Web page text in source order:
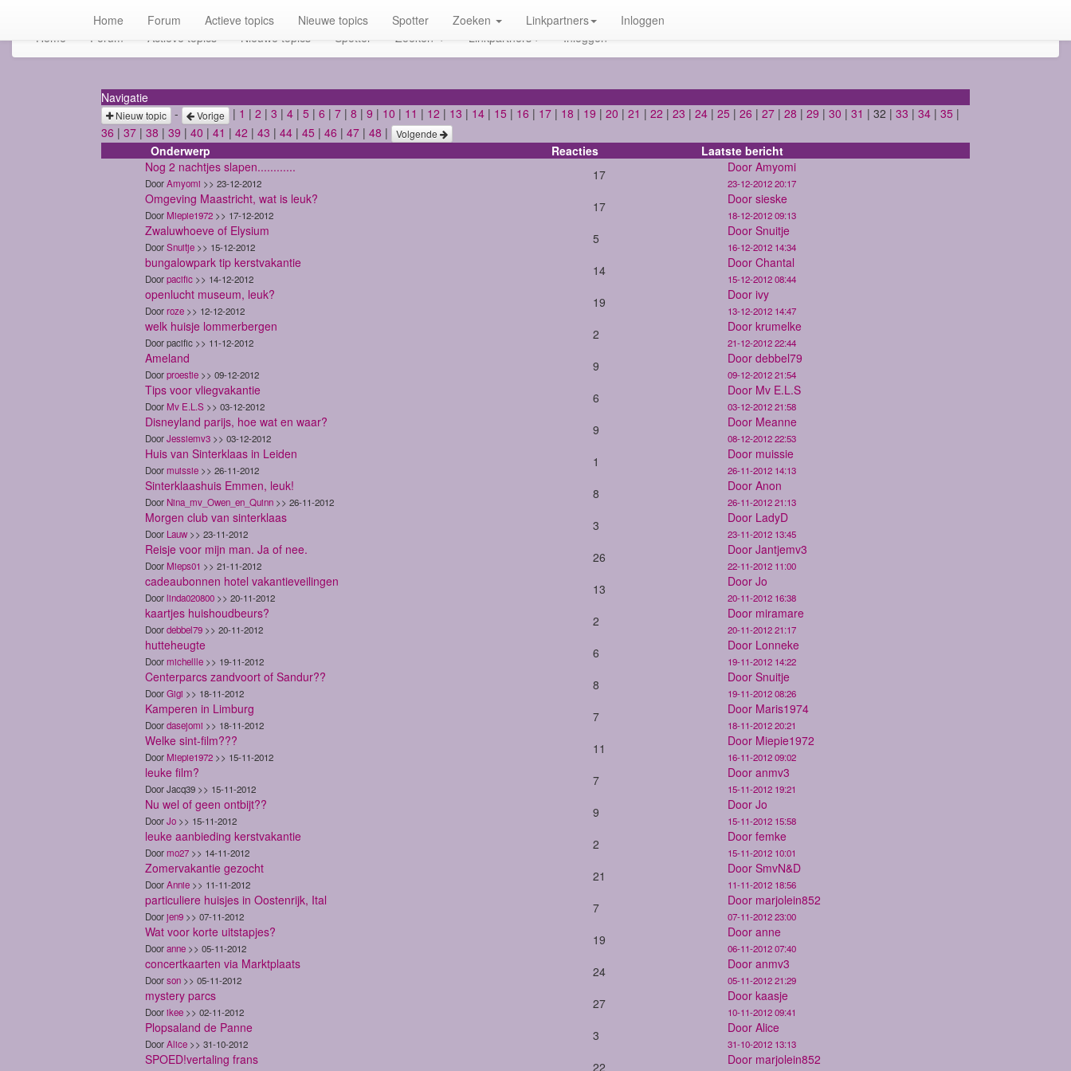
Home Forum Actieve topics Nieuwe topics Spotter Zoeken Linkpartners Inloggen
Home Forum Actieve topics Nieuwe topics Spotter Zoeken Linkpartners Inloggen
Navigatie
Nieuw topic - Vorige | 1 | 2 | 3 | 4 | 5 | 6 | 7 | 8 | 9 | 10 | 11 | 12 | 13 | 14 | 15 | 16 | 17 | 18 | 19 | 20 | 21 | 22 | 23 | 24 | 25 | 26 | 27 | 28 | 29 | 30 | 31 | 32 | 33 | 34 | 35 |
36 | 37 | 38 | 39 | 40 | 41 | 42 | 43 | 44 | 45 | 46 | 47 | 48 | Volgende
Onderwerp Reacties
Laatste bericht
Nog 2 nachtjes slapen............
DoorAmyomi >> 23-12-2012
17 Door Amyomi
23-12-2012 20:17
Omgeving Maastricht, wat is leuk?
DoorMiepie1972 >> 17-12-2012
17 Door sieske
18-12-2012 09:13
Zwaluwhoeve of Elysium
DoorSnuitje >> 15-12-2012
5 Door Snuitje
16-12-2012 14:34
bungalowpark tip kerstvakantie
Doorpacific >> 14-12-2012
14 Door Chantal
15-12-2012 08:44
openlucht museum, leuk?
Doorroze >> 12-12-2012
19 Door ivy
13-12-2012 14:47
welk huisje lommerbergen
Door pacific >> 11-12-2012
2 Door krumelke
21-12-2012 22:44
Ameland
Doorproestie >> 09-12-2012
9 Door debbel79
09-12-2012 21:54
Tips voor vliegvakantie
DoorMv E.L.S >> 03-12-2012
6 Door Mv E.L.S
03-12-2012 21:58
Disneyland parijs, hoe wat en waar?
DoorJessiemv3 >> 03-12-2012
9 Door Meanne
08-12-2012 22:53
Huis van Sinterklaas in Leiden
Doormuissie >> 26-11-2012
1 Door muissie
26-11-2012 14:13
Sinterklaashuis Emmen, leuk!
Door Nina_mv_Owen_en_Quinn >> 26-11-2012
8 Door Anon
26-11-2012 21:13
Morgen club van sinterklaas
Door Lauw >> 23-11-2012
3 Door LadyD
23-11-2012 13:45
Reisje voor mijn man. Ja of nee.
DoorMieps01 >> 21-11-2012
26 Door Jantjemv3
22-11-2012 11:00
cadeaubonnen hotel vakantieveilingen
Doorlinda020800 >> 20-11-2012
13 Door Jo
20-11-2012 16:38
kaartjes huishoudbeurs?
Doordebbel79 >> 20-11-2012
2 Door miramare
20-11-2012 21:17
hutteheugte
Doormichellle >> 19-11-2012
6 Door Lonneke
19-11-2012 14:22
Centerparcs zandvoort of Sandur??
DoorGigi >> 18-11-2012
8 Door Snuitje
19-11-2012 08:26
Kamperen in Limburg
Doordasejomi >> 18-11-2012
7 Door Maris1974
18-11-2012 20:21
Welke sint-film???
DoorMiepie1972 >> 15-11-2012
11 Door Miepie1972
16-11-2012 09:02
leuke film?
Door Jacq39 >> 15-11-2012
7 Door anmv3
15-11-2012 19:21
Nu wel of geen ontbijt??
DoorJo >> 15-11-2012
9 Door Jo
15-11-2012 15:58
leuke aanbieding kerstvakantie
Doormo27 >> 14-11-2012
2 Door femke
15-11-2012 10:01
Zomervakantie gezocht
DoorAnnie >> 11-11-2012
21 Door SmvN&D
11-11-2012 18:56
particuliere huisjes in Oostenrijk, Ital
Doorjen9 >> 07-11-2012
7 Door marjolein852
07-11-2012 23:00
Wat voor korte uitstapjes?
Dooranne >> 05-11-2012
19 Door anne
06-11-2012 07:40
concertkaarten via Marktplaats
Doorson >> 05-11-2012
24 Door anmv3
05-11-2012 21:29
mystery parcs
Doorikee >> 02-11-2012
27 Door kaasje
10-11-2012 09:41
Plopsaland de Panne
DoorAlice >> 31-10-2012
3 Door Alice
31-10-2012 13:13
SPOED!vertaling frans 22 Door marjolein852